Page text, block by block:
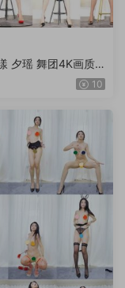
夕瑶 舞团4K画质
出版 3期 15V/9.8510